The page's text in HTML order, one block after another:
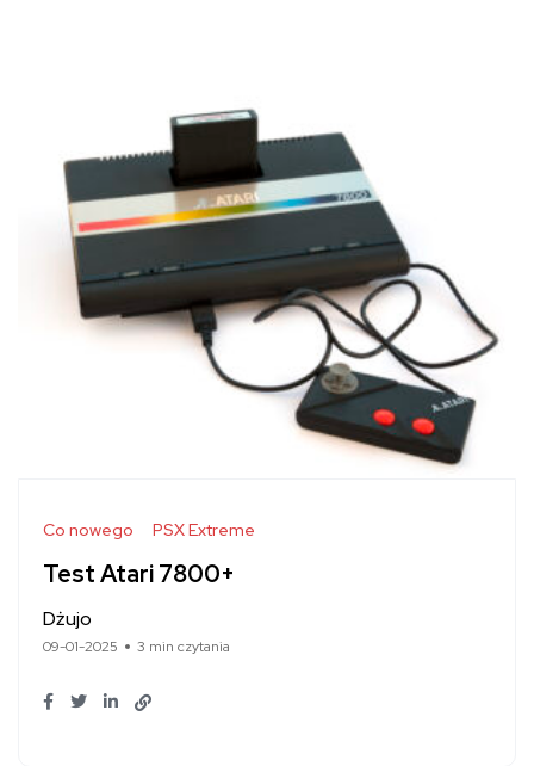
Co nowego PSX Extreme
Test Atari 7800+
Dżujo
09-01-2025 3 min czytania